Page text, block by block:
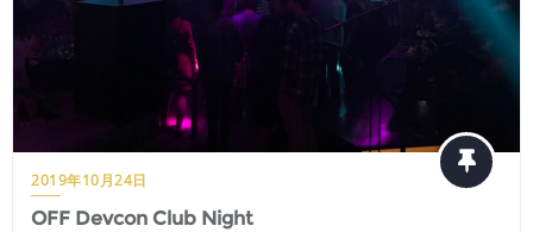
2019年10月24日
OFF Devcon Club Night